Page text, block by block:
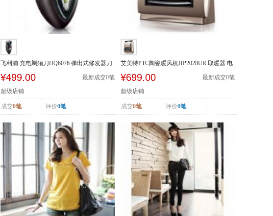
飞利浦 充电剃须刀HQ6076 弹出式修发器刀
¥499.00 最新成交0笔
超级店铺
成交0笔 评价0笔
艾美特PTC陶瓷暖风机HP2028UR 取暖器 电
¥699.00 最新成交0笔
超级店铺
成交0笔 评价0笔